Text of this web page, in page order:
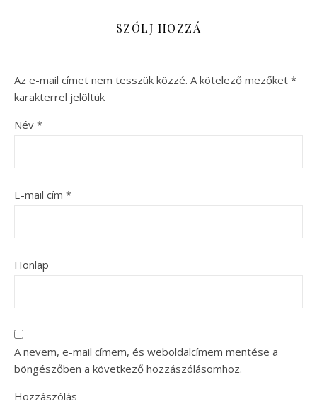
SZÓLJ HOZZÁ
Az e-mail címet nem tesszük közzé. A kötelező mezőket *
karakterrel jelöltük
Név *
E-mail cím *
Honlap
A nevem, e-mail címem, és weboldalcímem mentése a
böngészőben a következő hozzászólásomhoz.
Hozzászólás